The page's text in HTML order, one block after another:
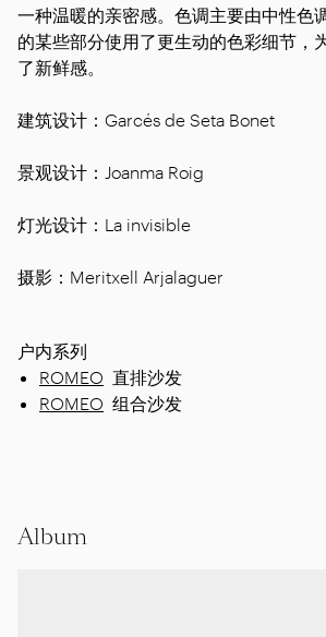
一种温暖的亲密感。色调主要由中性色
的某些部分使用了更生动的色彩细节，
了新鲜感。
建筑设计：Garcés de Seta Bonet
景观设计：Joanma Roig
灯光设计：La invisible
摄影：Meritxell Arjalaguer
户内系列
ROMEO 直排沙发
ROMEO 组合沙发
Album